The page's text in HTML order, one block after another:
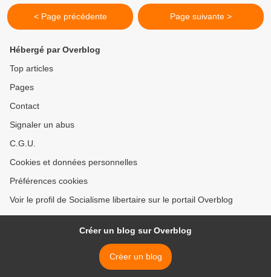
< Page précédente Page suivante >
Hébergé par Overblog
Top articles
Pages
Contact
Signaler un abus
C.G.U.
Cookies et données personnelles
Préférences cookies
Voir le profil de Socialisme libertaire sur le portail Overblog
Créer un blog sur Overblog
Créer un blog